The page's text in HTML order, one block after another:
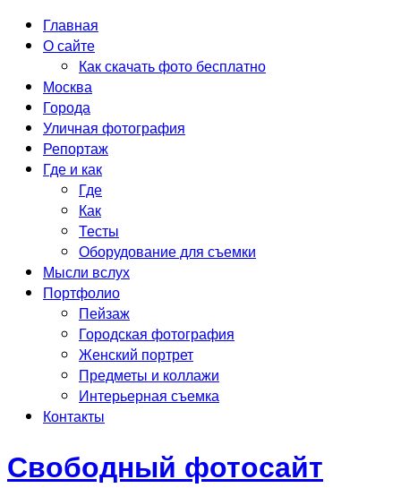
Главная
О сайте
Как скачать фото бесплатно
Москва
Города
Уличная фотография
Репортаж
Где и как
Где
Как
Тесты
Оборудование для съемки
Мысли вслух
Портфолио
Пейзаж
Городская фотография
Женский портрет
Предметы и коллажи
Интерьерная съемка
Контакты
Свободный фотосайт